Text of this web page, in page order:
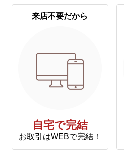
来店不要だから
自宅で完結
お取引はWEBで完結！